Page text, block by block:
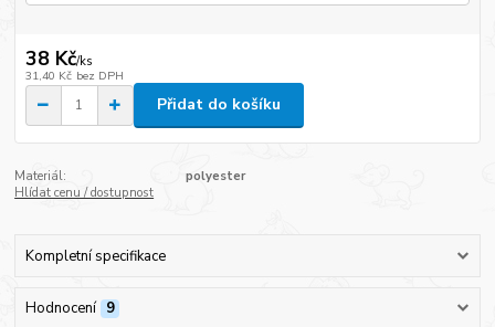
38 Kč/ks
31,40 Kč bez DPH
Přidat do košíku
Materiál:
polyester
Hlídat cenu / dostupnost
Kompletní specifikace
Hodnocení 9